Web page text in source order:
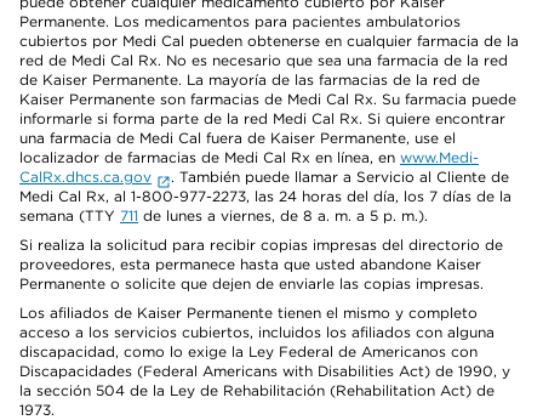
Permanente. Los medicamentos para pacientes ambulatorios
cubiertos por Medi Cal pueden obtenerse en cualquier farmacia de la
red de Medi Cal Rx. No es necesario que sea una farmacia de la red
de Kaiser Permanente. La mayoría de las farmacias de la red de
Kaiser Permanente son farmacias de Medi Cal Rx. Su farmacia puede
informarle si forma parte de la red Medi Cal Rx. Si quiere encontrar
una farmacia de Medi Cal fuera de Kaiser Permanente, use el
localizador de farmacias de Medi Cal Rx en línea, en www.Medi-
CalRx.dhcs.ca.gov
. También puede llamar a Servicio al Cliente de
Medi Cal Rx, al 1-800-977-2273, las 24 horas del día, los 7 días de la
semana (TTY 711 de lunes a viernes, de 8 a. m. a 5 p. m.).
Si realiza la solicitud para recibir copias impresas del directorio de
proveedores, esta permanece hasta que usted abandone Kaiser
Permanente o solicite que dejen de enviarle las copias impresas.
Los afiliados de Kaiser Permanente tienen el mismo y completo
acceso a los servicios cubiertos, incluidos los afiliados con alguna
discapacidad, como lo exige la Ley Federal de Americanos con
Discapacidades (Federal Americans with Disabilities Act) de 1990, y
la sección 504 de la Ley de Rehabilitación (Rehabilitation Act) de
1973.